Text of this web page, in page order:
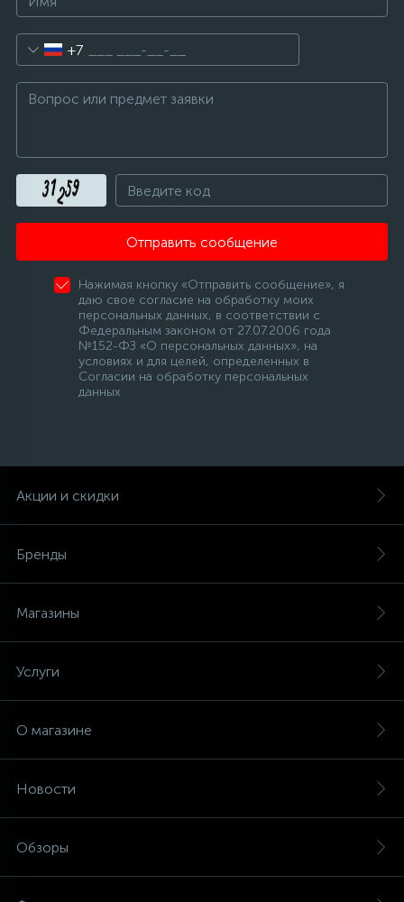
+7
Отправить сообщение
Нажимая кнопку «Отправить сообщение», я
даю свое согласие на обработку моих
персональных данных, в соответствии с
Федеральным законом от 27.07.2006 года
№152-ФЗ «О персональных данных», на
условиях и для целей, определенных в
Согласии на обработку персональных
данных
Акции и скидки
Бренды
Магазины
Услуги
О магазине
Новости
Обзоры